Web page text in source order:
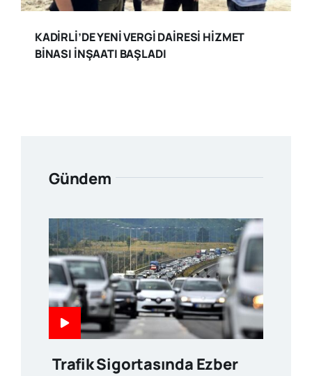
KADİRLİ’DE YENİ VERGİ DAİRESİ HİZMET
BİNASI İNŞAATI BAŞLADI
Gündem
Trafik Sigortasında Ezber